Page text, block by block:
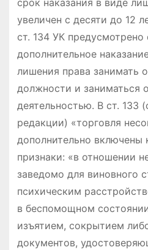
срок наказания в виде
увеличен с десяти до 12
ст. 134 УК предусмотрено
дополнительное
лишения права занимать
должности и заниматься
деятельностью. В ст. 133
редакции) «торговля
дополнительно
признаки: «в отношении
заведомо для виновного
психическим
в беспомощном
изъятием, сокрытием
документов,